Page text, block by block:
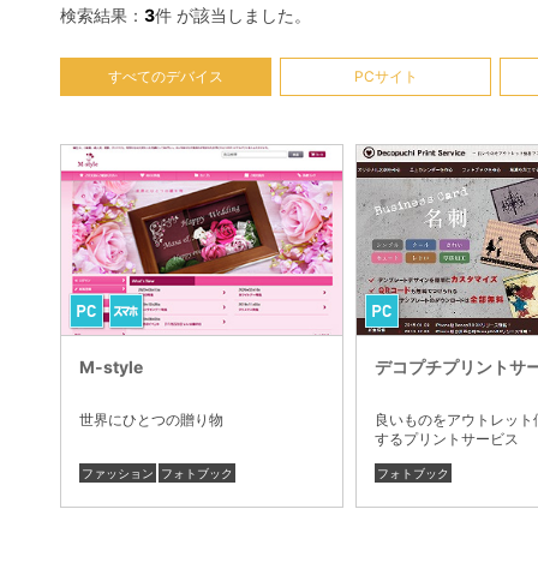
検索結果： 3件 が該当しました。
すべてのデバイス PCサイト
M-style
世界にひとつの贈り物
ファッション フォトブック
デコプチプリントサ
良いものをアウトレッ
するプリントサービス
フォトブック